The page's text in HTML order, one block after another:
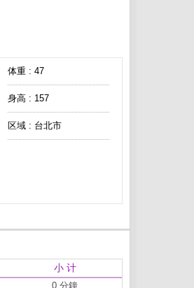
体重 : 47
身高 : 157
区域 : 台北市
小 计
0 分鐘